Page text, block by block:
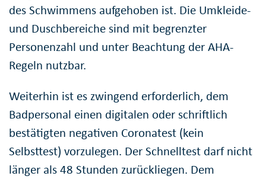
des Schwimmens aufgehoben ist. Die Umkleide-
und Duschbereiche sind mit begrenzter
Personenzahl und unter Beachtung der AHA-
Regeln nutzbar.
Weiterhin ist es zwingend erforderlich, dem
Badpersonal einen digitalen oder schriftlich
bestätigten negativen Coronatest (kein
Selbsttest) vorzulegen. Der Schnelltest darf nicht
länger als 48 Stunden zurückliegen. Dem